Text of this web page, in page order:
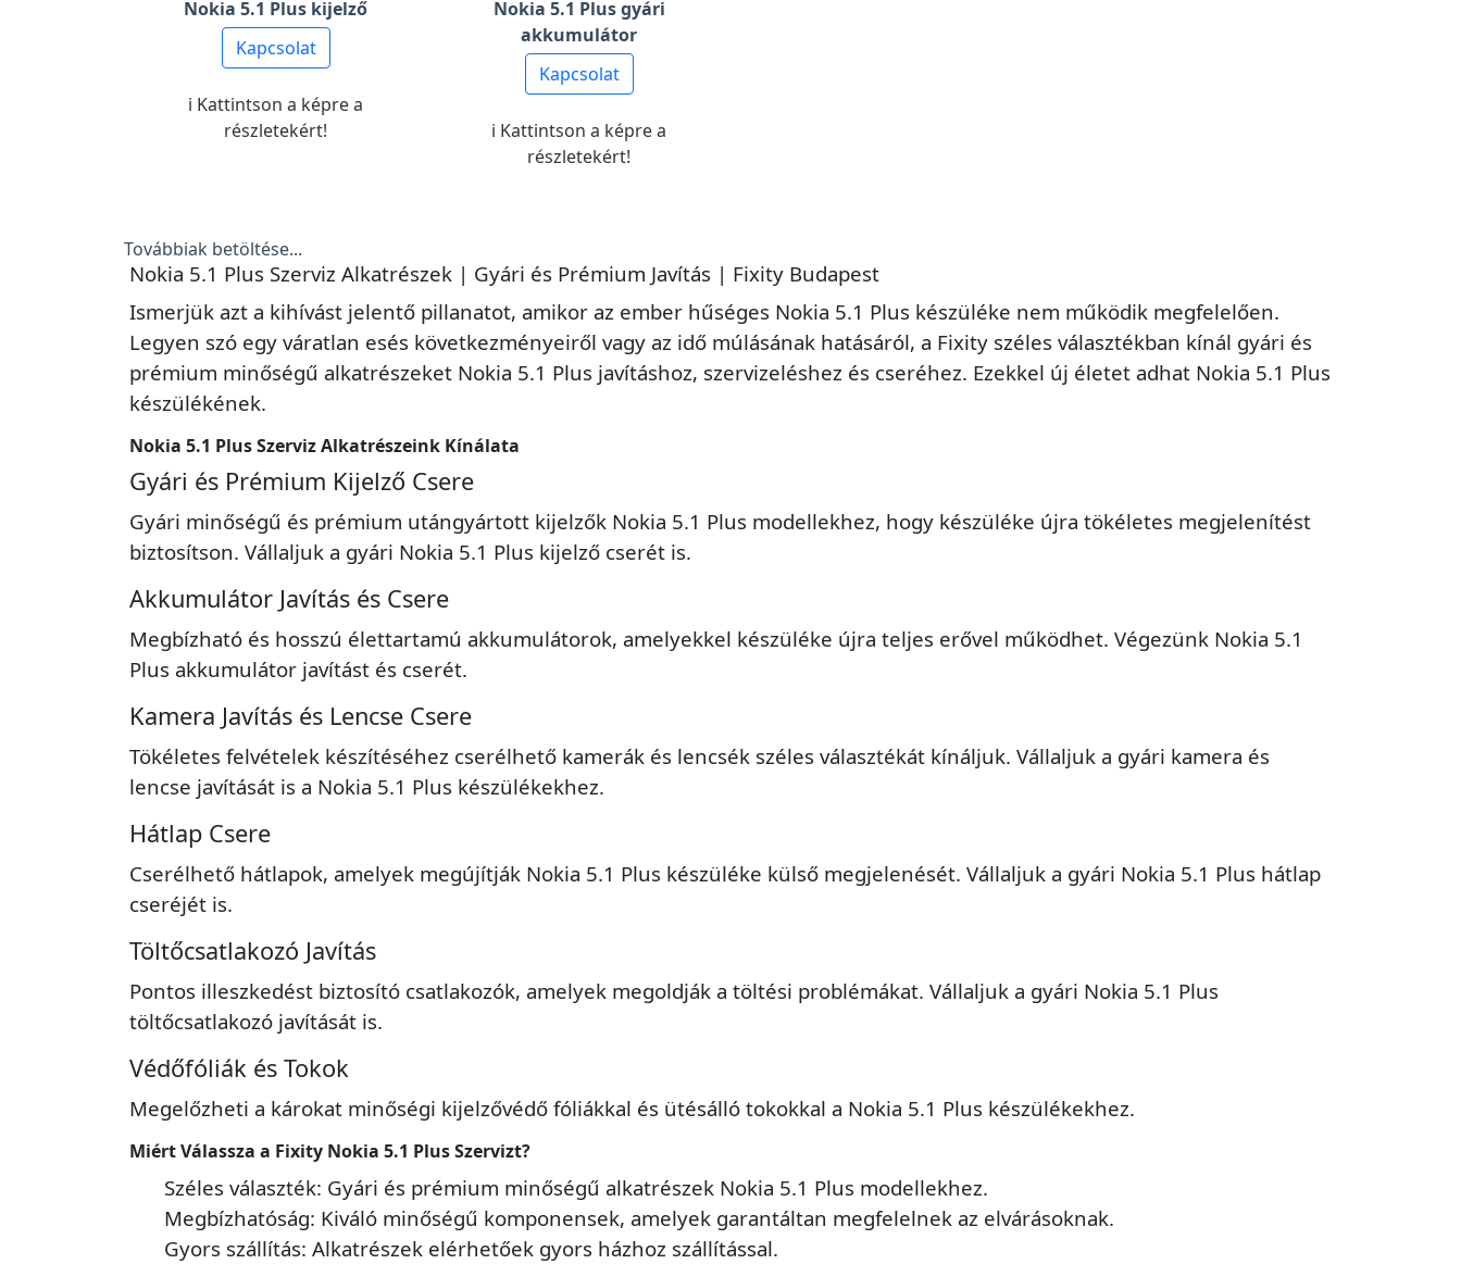
Nokia 5.1 Plus kijelző
Kapcsolat
ℹ️ Kattintson a képre a
részletekért!
Nokia 5.1 Plus gyári
akkumulátor
Kapcsolat
ℹ️ Kattintson a képre a
részletekért!
Továbbiak betöltése...
Nokia 5.1 Plus Szerviz Alkatrészek | Gyári és Prémium Javítás | Fixity Budapest
Ismerjük azt a kihívást jelentő pillanatot, amikor az ember hűséges Nokia 5.1 Plus készüléke nem működik megfelelően.
Legyen szó egy váratlan esés következményeiről vagy az idő múlásának hatásáról, a Fixity széles választékban kínál gyári és
prémium minőségű alkatrészeket Nokia 5.1 Plus javításhoz, szervizeléshez és cseréhez. Ezekkel új életet adhat Nokia 5.1 Plus
készülékének.
Nokia 5.1 Plus Szerviz Alkatrészeink Kínálata
Gyári és Prémium Kijelző Csere
Gyári minőségű és prémium utángyártott kijelzők Nokia 5.1 Plus modellekhez, hogy készüléke újra tökéletes megjelenítést
biztosítson. Vállaljuk a gyári Nokia 5.1 Plus kijelző cserét is.
Akkumulátor Javítás és Csere
Megbízható és hosszú élettartamú akkumulátorok, amelyekkel készüléke újra teljes erővel működhet. Végezünk Nokia 5.1
Plus akkumulátor javítást és cserét.
Kamera Javítás és Lencse Csere
Tökéletes felvételek készítéséhez cserélhető kamerák és lencsék széles választékát kínáljuk. Vállaljuk a gyári kamera és
lencse javítását is a Nokia 5.1 Plus készülékekhez.
Hátlap Csere
Cserélhető hátlapok, amelyek megújítják Nokia 5.1 Plus készüléke külső megjelenését. Vállaljuk a gyári Nokia 5.1 Plus hátlap
cseréjét is.
Töltőcsatlakozó Javítás
Pontos illeszkedést biztosító csatlakozók, amelyek megoldják a töltési problémákat. Vállaljuk a gyári Nokia 5.1 Plus
töltőcsatlakozó javítását is.
Védőfóliák és Tokok
Megelőzheti a károkat minőségi kijelzővédő fóliákkal és ütésálló tokokkal a Nokia 5.1 Plus készülékekhez.
Miért Válassza a Fixity Nokia 5.1 Plus Szervizt?
Széles választék: Gyári és prémium minőségű alkatrészek Nokia 5.1 Plus modellekhez.
Megbízhatóság: Kiváló minőségű komponensek, amelyek garantáltan megfelelnek az elvárásoknak.
Gyors szállítás: Alkatrészek elérhetőek gyors házhoz szállítással.